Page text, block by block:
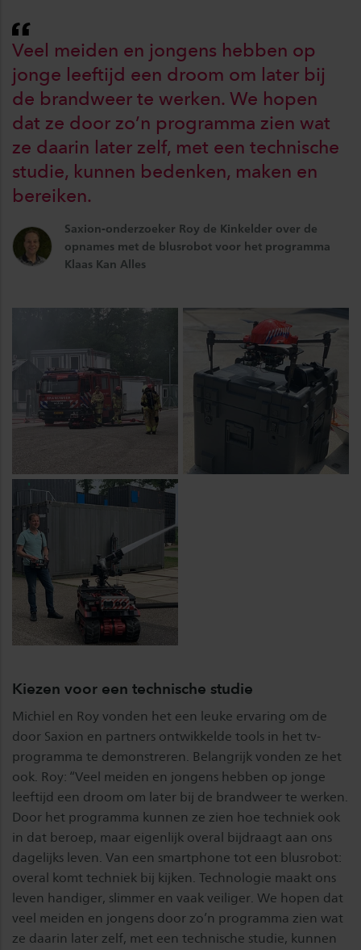
Veel meiden en jongens hebben op
jonge leeftijd een droom om later bij
de brandweer te werken. We hopen
dat ze door zo’n programma zien wat
ze daarin later zelf, met een technische
studie, kunnen bedenken, maken en
bereiken.
Saxion-onderzoeker Roy de Kinkelder over de
opnames met de blusrobot voor het programma
Klaas Kan Alles
Kiezen voor een technische studie
Michiel en Roy vonden het een leuke ervaring om de
door Saxion en partners ontwikkelde tools in het tv-
programma te demonstreren. Belangrijk vonden ze het
ook. Roy: “Veel meiden en jongens hebben op jonge
leeftijd een droom om later bij de brandweer te werken.
Door het programma kunnen ze zien hoe techniek ook
in dat beroep, maar eigenlijk overal bijdraagt aan ons
dagelijks leven. Van een smartphone tot een blusrobot:
overal komt techniek bij kijken. Technologie maakt ons
leven handiger, slimmer en vaak veiliger. We hopen dat
veel meiden en jongens door zo’n programma zien wat
ze daarin later zelf, met een technische studie, kunnen